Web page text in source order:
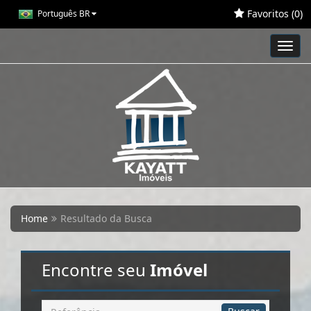
Português BR Favoritos (0)
Home Resultado da Busca
Encontre seu Imóvel
Busca